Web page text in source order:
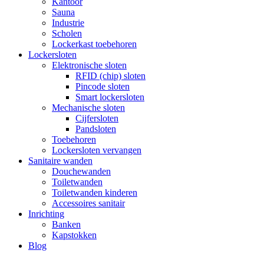
Sauna
Industrie
Scholen
Lockerkast toebehoren
Lockersloten
Elektronische sloten
RFID (chip) sloten
Pincode sloten
Smart lockersloten
Mechanische sloten
Cijfersloten
Pandsloten
Toebehoren
Lockersloten vervangen
Sanitaire wanden
Douchewanden
Toiletwanden
Toiletwanden kinderen
Accessoires sanitair
Inrichting
Banken
Kapstokken
Blog